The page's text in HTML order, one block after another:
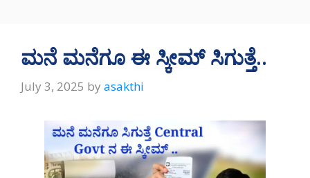
ಮನೆ ಮನೆಗೂ ಈ ಸ್ಕೀಮ್‌ ಸಿಗುತ್ತೆ..
July 3, 2025 by asakthi